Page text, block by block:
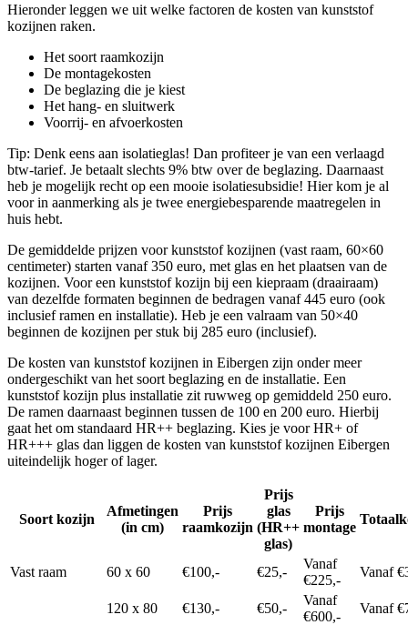
Hieronder leggen we uit welke factoren de kosten van kunststof
kozijnen raken.
Het soort raamkozijn
De montagekosten
De beglazing die je kiest
Het hang- en sluitwerk
Voorrij- en afvoerkosten
Tip: Denk eens aan isolatieglas! Dan profiteer je van een verlaagd
btw-tarief. Je betaalt slechts 9% btw over de beglazing. Daarnaast
heb je mogelijk recht op een mooie isolatiesubsidie! Hier kom je al
voor in aanmerking als je twee energiebesparende maatregelen in
huis hebt.
De gemiddelde prijzen voor kunststof kozijnen (vast raam, 60×60
centimeter) starten vanaf 350 euro, met glas en het plaatsen van de
kozijnen. Voor een kunststof kozijn bij een kiepraam (draairaam)
van dezelfde formaten beginnen de bedragen vanaf 445 euro (ook
inclusief ramen en installatie). Heb je een valraam van 50×40
beginnen de kozijnen per stuk bij 285 euro (inclusief).
De kosten van kunststof kozijnen in Eibergen zijn onder meer
ondergeschikt van het soort beglazing en de installatie. Een
kunststof kozijn plus installatie zit ruwweg op gemiddeld 250 euro.
De ramen daarnaast beginnen tussen de 100 en 200 euro. Hierbij
gaat het om standaard HR++ beglazing. Kies je voor HR+ of
HR+++ glas dan liggen de kosten van kunststof kozijnen Eibergen
uiteindelijk hoger of lager.
Soort kozijn
Afmetingen
(in cm)
Prijs
raamkozijn
Prijs
glas
(HR++
glas)
Prijs
montage
Vast raam 60 x 60 €100,- €25,-
Vanaf
€225,-
Vanaf
120 x 80 €130,- €50,-
Vanaf
€600,-
Vanaf